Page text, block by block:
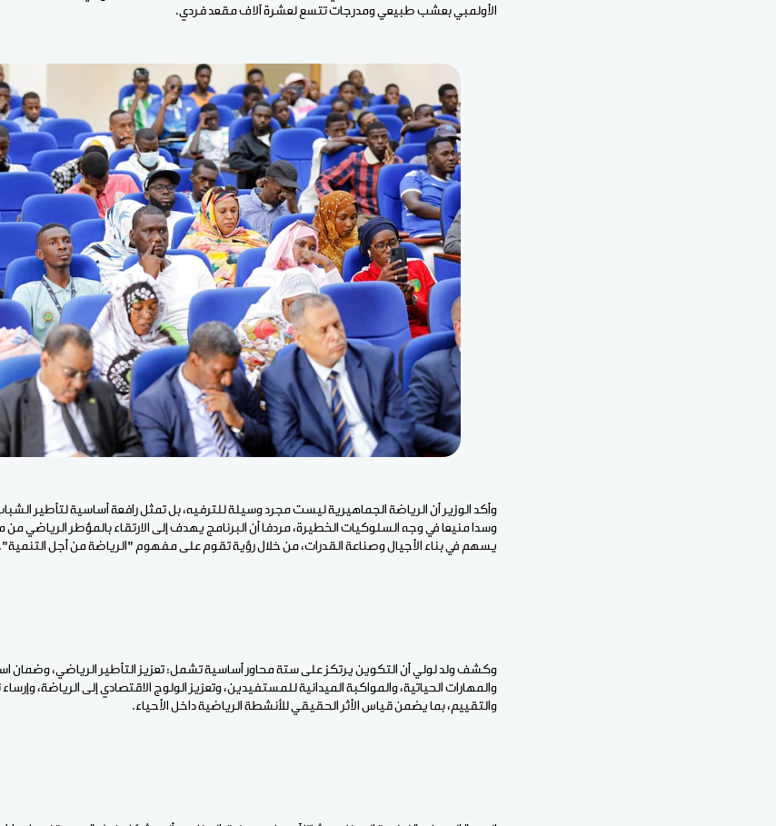
الأولمبي بعشب طبيعي ومدرجات تتسع لعشرة آلاف مقعد فردي.
وأكد الوزير أن الرياضة الجماهيرية ليست مجرد وسيلة للترفيه، بل تمثل رافعة أساسية لتأطير
وسدا منيعا في وجه السلوكيات الخطيرة، مردفا أن البرنامج يهدف إلى الارتقاء بالمؤطر الرياضي
يسهم في بناء الأجيال وصناعة القدرات، من خلال رؤية تقوم على مفهوم "الرياضة من أجل التنمية".
وكشف ولد لولي أن التكوين يرتكز على ستة محاور أساسية تشمل: تعزيز التأطير الرياضي، وضمان
والمهارات الحياتية، والمواكبة الميدانية للمستفيدين، وتعزيز الولوج الاقتصادي إلى الرياضة،
والتقييم، بما يضمن قياس الأثر الحقيقي للأنشطة الرياضية داخل الأحياء.